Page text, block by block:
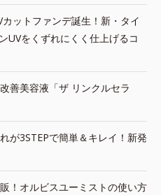
ットファンデ誕生！新・タイ
UVをくずれにくく仕上げるコ
善美容液「ザ リンクルセラ
が3STEPで簡単＆キレイ！新発
！オルビスユーミストの使い方